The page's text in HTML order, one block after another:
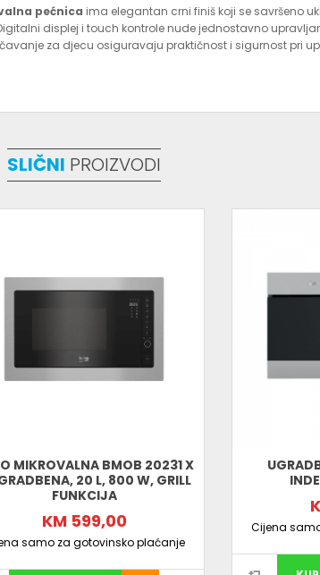
pećnica ima elegantan crni finiš koji se savršeno
displej i touch kontrole nude jednostavno
za djecu osiguravaju praktičnost i sigurnost pri
dimenzije
SLIČNI PROIZVODI
MIKROVALNA BMOB 20231 X
20 L, 800 W, GRILL
FUNKCIJA
KM 599,00
samo za gotovinsko plaćanje
Cijena